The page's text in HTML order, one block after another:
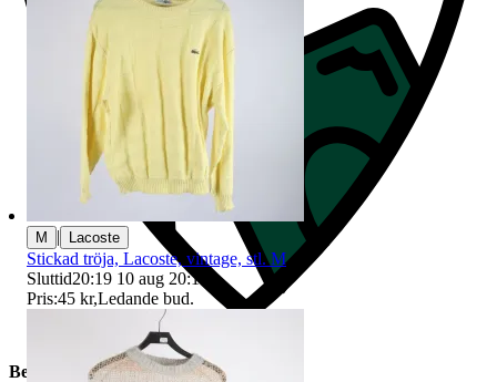
Beskrivning
M | Lacoste
Stickad tröja, Lacoste, vintage, stl. M
Sluttid20:19 10 aug 20:19
Pris:45 kr,Ledande bud.